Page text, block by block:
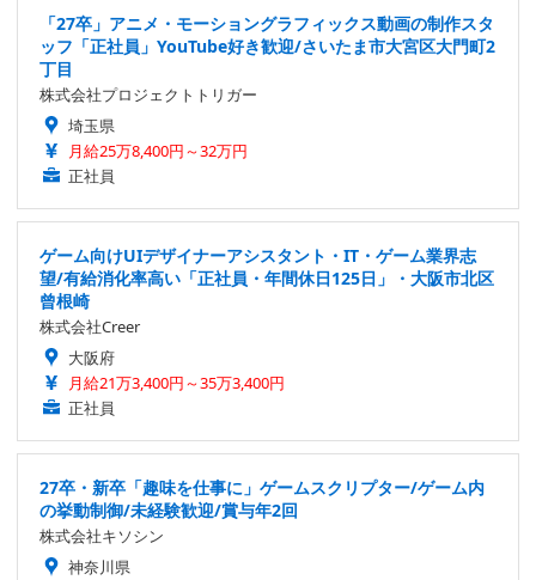
「27卒」アニメ・モーショングラフィックス動画の制作スタ
ッフ「正社員」YouTube好き歓迎/さいたま市大宮区大門町2
丁目
株式会社プロジェクトトリガー
埼玉県
月給25万8,400円～32万円
正社員
ゲーム向けUIデザイナーアシスタント・IT・ゲーム業界志
望/有給消化率高い「正社員・年間休日125日」・大阪市北区
曾根崎
株式会社Creer
大阪府
月給21万3,400円～35万3,400円
正社員
27卒・新卒「趣味を仕事に」ゲームスクリプター/ゲーム内
の挙動制御/未経験歓迎/賞与年2回
株式会社キソシン
神奈川県